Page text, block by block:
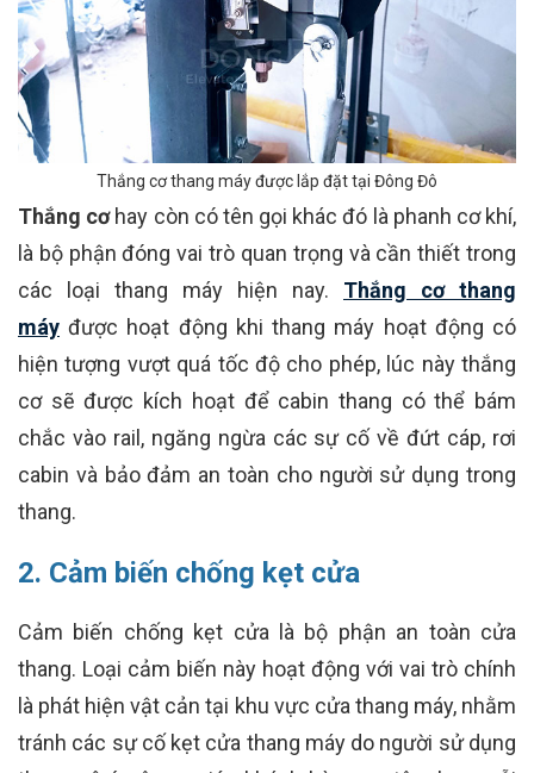
Thắng cơ thang máy được lắp đặt tại Đông Đô
Thắng cơhay còn có tên gọi khác đó là phanh cơ khí,
là bộ phận đóng vai trò quan trọng và cần thiết trong
các loại thang máy hiện nay. Thắng cơ thang
máy được hoạt động khi thang máy hoạt động có
hiện tượng vượt quá tốc độ cho phép, lúc này thắng
cơ sẽ được kích hoạt để cabin thang có thể bám
chắc vào rail, ngăng ngừa các sự cố về đứt cáp, rơi
cabin và bảo đảm an toàn cho người sử dụng trong
thang.
2. Cảm biến chống kẹt cửa
Cảm biến chống kẹt cửa là bộ phận an toàn cửa
thang. Loại cảm biến này hoạt động với vai trò chính
là phát hiện vật cản tại khu vực cửa thang máy, nhằm
tránh các sự cố kẹt cửa thang máy do người sử dụng